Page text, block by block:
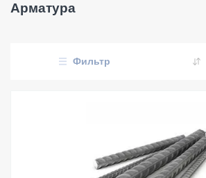
Арматура
Фильтр